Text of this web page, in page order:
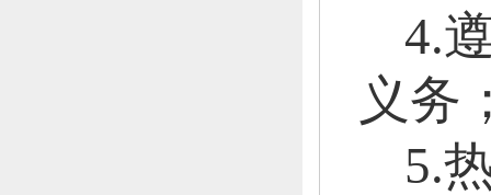
4.
义务
5.